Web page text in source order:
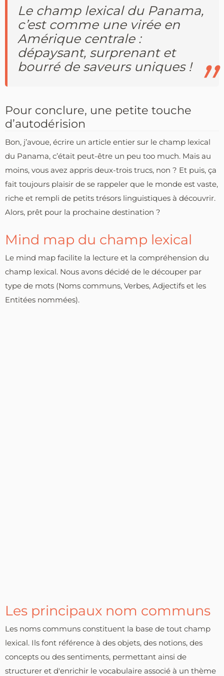
Le champ lexical du Panama,
c’est comme une virée en
Amérique centrale :
dépaysant, surprenant et
bourré de saveurs uniques !
Pour conclure, une petite touche
d’autodérision
Bon, j’avoue, écrire un article entier sur le champ lexical
du Panama, c’était peut-être un peu too much. Mais au
moins, vous avez appris deux-trois trucs, non ? Et puis, ça
fait toujours plaisir de se rappeler que le monde est vaste,
riche et rempli de petits trésors linguistiques à découvrir.
Alors, prêt pour la prochaine destination ?
Mind map du champ lexical
Le mind map facilite la lecture et la compréhension du
champ lexical. Nous avons décidé de le découper par
type de mots (Noms communs, Verbes, Adjectifs et les
Entitées nommées).
Les principaux nom communs
Les noms communs constituent la base de tout champ
lexical. Ils font référence à des objets, des notions, des
concepts ou des sentiments, permettant ainsi de
structurer et d'enrichir le vocabulaire associé à un thème